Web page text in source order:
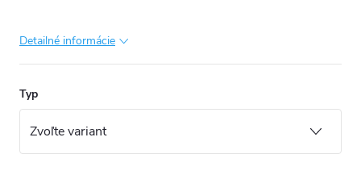
Detailné informácie
Typ